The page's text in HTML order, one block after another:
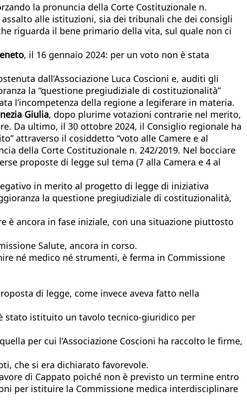
la pronuncia della Corte Costituzionale n.
alle istituzioni, sia dei tribunali che dei consigli
riguarda il bene primario della vita, sul quale non ci
, il 16 gennaio 2024: per un voto non è stata
dall’Associazione Luca Coscioni e, auditi gli
la “questione pregiudiziale di costituzionalità”
l’incompetenza della regione a legiferare in materia.
Giulia, dopo plurime votazioni contrarie nel merito,
Da ultimo, il 30 ottobre 2024, il Consiglio regionale ha
attraverso il cosiddetto “voto alle Camere e al
della Corte Costituzionale n. 242/2019. Nel bocciare
proposte di legge sul tema (7 alla Camera e 4 al
in merito al progetto di legge di iniziativa
la questione pregiudiziale di costituzionalità,
è ancora in fase iniziale, con una situazione piuttosto
Salute, ancora in corso.
né medico né strumenti, è ferma in Commissione
di legge, come invece aveva fatto nella
stato istituito un tavolo tecnico-giuridico per
per cui l’Associazione Coscioni ha raccolto le firme,
che si era dichiarato favorevole.
di Cappato poiché non è previsto un termine entro
per istituire la Commissione medica interdisciplinare